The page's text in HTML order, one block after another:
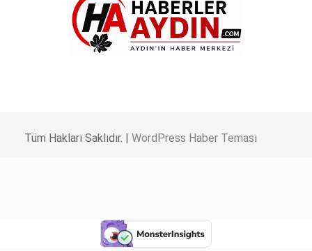
Tüm Hakları Saklıdır. | WordPress Haber Teması